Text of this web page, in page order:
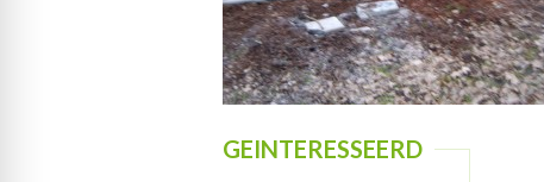
GEINTERESSEERD